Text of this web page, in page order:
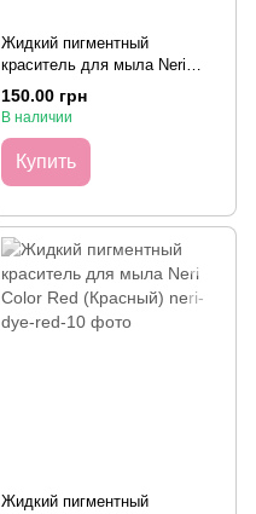
Жидкий пигментный
краситель для мыла Neri
Color Black (Черный), 100
грамм
150.00 грн
В наличии
Купить
Жидкий пигментный